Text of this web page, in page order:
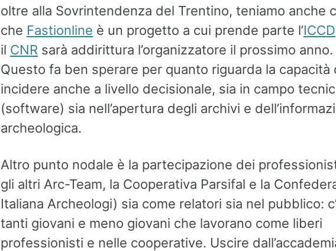
oltre alla Sovrintendenza del Trentino, teniamo anche
che Fastionline è un progetto a cui prende parte l’ICCD
il CNR sarà addirittura l’organizzatore il prossimo anno.
Questo fa ben sperare per quanto riguarda la capacità
incidere anche a livello decisionale, sia in campo
(software) sia nell’apertura degli archivi e
archeologica.
Altro punto nodale è la partecipazione dei
gli altri Arc-Team, la Cooperativa Parsifal e la
Italiana Archeologi) sia come relatori sia nel pubblico:
tanti giovani e meno giovani che lavorano come liberi
professionisti e nelle cooperative. Uscire